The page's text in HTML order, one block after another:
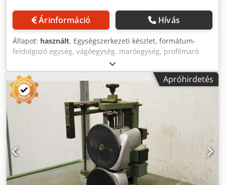
Árinformáció Hívás
Állapot: használt, Egységszerkezeti készlet, formátum-
feldolgozó egység, vágóegység, maróegység, profilmaró
egység, hézagoló maróegység, vágóegység, kétvégű
profiloló, élmegmunkáló gép, pontozó motor, aprító motor,
maró motor élmegmunkáló géphez - Eladás: Átadás a
jelenlegi állapotban látható módon - Eset: enyhe sérülés,
lásd a fotókat - Vágóegység: az elülső és a hátsó él kiálló
széleinek levágásához - Beállítási tartomány: 400 - 840 mm
- Rögzítés: pneumatikus - Motorok: Holz-Her 750 W / 2600 1
/ perc -Fűrészlap: Ø 160 mm -Méretek: 1010/450 / H540
mm -Súly: 94 kg Crodpfx Amegyg Aregsf
Apróhirdetés